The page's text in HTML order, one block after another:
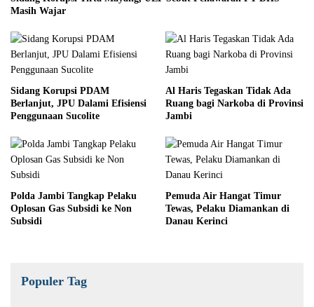
Masih Wajar
Sidang Korupsi PDAM
Berlanjut, JPU Dalami Efisiensi
Penggunaan Sucolite
Al Haris Tegaskan Tidak Ada
Ruang bagi Narkoba di Provinsi
Jambi
Polda Jambi Tangkap Pelaku
Oplosan Gas Subsidi ke Non
Subsidi
Pemuda Air Hangat Timur
Tewas, Pelaku Diamankan di
Danau Kerinci
Populer Tag